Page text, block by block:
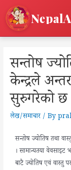
सन्तोष
केन्द्रले
सुरुगरेको छ
लेख/समाचार/ By
सन्तोष ज्योतिष तथा
। सामान्यतया
बाटै ज्योतिष एवं वास्तु